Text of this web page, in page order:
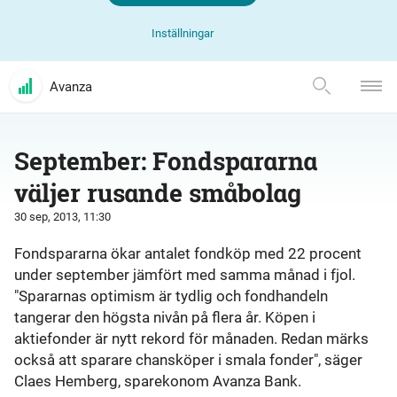
Inställningar
Avanza
September: Fondspararna
väljer rusande småbolag
30 sep, 2013, 11:30
Fondspararna ökar antalet fondköp med 22 procent
under september jämfört med samma månad i fjol.
"Spararnas optimism är tydlig och fondhandeln
tangerar den högsta nivån på flera år. Köpen i
aktiefonder är nytt rekord för månaden. Redan märks
också att sparare chansköper i smala fonder", säger
Claes Hemberg, sparekonom Avanza Bank.